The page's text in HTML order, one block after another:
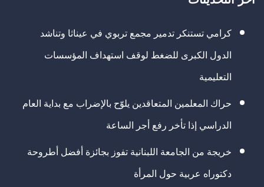
كرامي تستنكر تدمير مجمع تربوي في عيناثا وتناشد
الدول الكبرى للضغط لوقف استهداف المؤسسات
التعليمية
حراك المعلمين المتعاقدين يلوّح بالإضراب مع بداية العام
الدراسي إذا تأخر رفع أجر الساعة
خريجة من الجامعة اللبنانية تفوز بجائزة أفضل أطروحة
دكتوراه عربية حول المرأة